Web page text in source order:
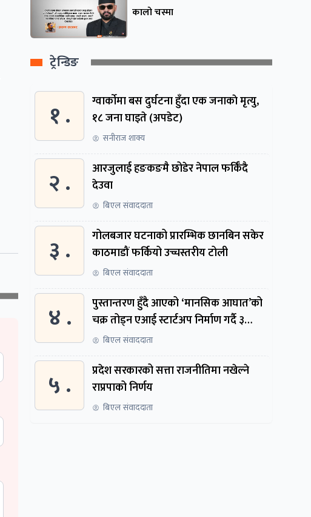
कालो चस्मा
ट्रेन्डिङ
१ .
ग्वार्काेमा बस दुर्घटना हुँदा एक जनाकाे मृत्यु,
१८ जना घाइते (अपडेट)
सनीराज शाक्य
२ .
आरजुलाई हङकङमै छोडेर नेपाल फर्किँदै
देउवा
बिएल संवाददाता
३ .
गोलबजार घटनाको प्रारम्भिक छानबिन सकेर
काठमाडौं फर्कियो उच्चस्तरीय टोली
बिएल संवाददाता
४ .
पुस्तान्तरण हुँदै आएको ‘मानसिक आघात’को
चक्र तोड्न एआई स्टार्टअप निर्माण गर्दै ३
नेपाली
बिएल संवाददाता
५ .
प्रदेश सरकारको सत्ता राजनीतिमा नखेल्ने
राप्रपाको निर्णय
बिएल संवाददाता